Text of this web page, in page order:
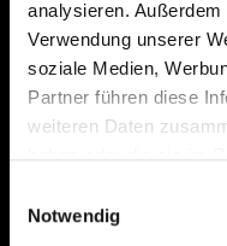
analysieren.
Verwendung unserer
soziale Medien,
Partner führen diese
weiteren Daten
Notwendig
Das erste Depot in
0€
knapp 2000 Fonds